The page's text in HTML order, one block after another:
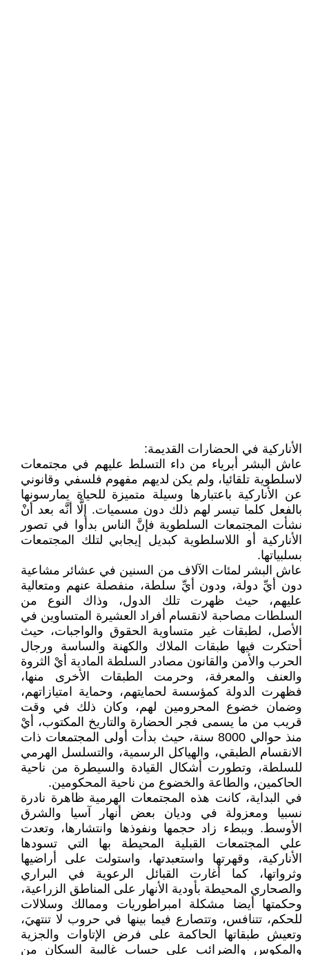
الأناركية في الحضارات القديمة:
عاش البشر أبرياء من داء التسلط عليهم في مجتمعات
لاسلطوية تلقائيا، ولم يكن لديهم مفهوم فلسفي وقانوني
عن الأناركية باعتبارها وسيلة متميزة للحياة يمارسونها
بالفعل كلما تيسر لهم ذلك دون مسميات. إلَّا أنَّه بعد أنْ
نشأت المجتمعات السلطوية فإنَّ الناس بدأوا في تصور
الأناركية أو اللاسلطوية كبديل إيجابي لتلك المجتمعات
بسلبياتها.
عاش البشر لمئات الآلاف من السنين في عشائر مشاعية
دون أيِّ دولة، ودون أيِّ سلطة، منفصلة عنهم ومتعالية
عليهم، حيث ظهرت تلك الدول، وذاك النوع من
السلطات مصاحبة لانقسام أفراد العشيرة المتساوين في
الأصل، لطبقات غير متساوية الحقوق والواجبات، حيث
أحتكرت فيها طبقات الملاك والكهنة والساسة ورجال
الحرب والأمن والقانون مصادر السلطة المادية أيْ الثروة
والعنف والمعرفة، وحرمت الطبقات الأخرى منها،
فظهرت الدولة كمؤسسة لحمايتهم، وحماية امتيازاتهم،
وضمان خضوع المحرومين لهم، وكان ذلك في وقت
قريب من ما يسمى فجر الحضارة والتاريخ المكتوب، أيْ
منذ حوالي 8000 سنة، حيث بدأت أولى المجتمعات ذات
الانقسام الطبقي، والهياكل الرسمية، والتسلسل الهرمي
للسلطة، وتطورت أشكال القيادة والسيطرة من ناحية
الحاكمين، والطاعة والخضوع من ناحية المحكومين.
في البداية، كانت هذه المجتمعات الهرمية ظاهرة نادرة
نسبيا ومعزولة في وديان بعض أنهار آسيا والشرق
الأوسط. وببطء زاد حجمها ونفوذها وانتشارها، وتعدت
علي المجتمعات القبلية المحيطة بها التي تسودها
الأناركية، وقهرتها واستعبدتها، واستولت على أراضيها
وثرواتها، كما أغارت القبائل الرعوية في البراري
والصحاري المحيطة بأودية الأنهار على المناطق الزراعية،
وحكمتها أيضا مشكلة امبراطوريات وممالك وسلالات
للحكم، تتنافس، وتتصارع فيما بينها في حروب لا تنتهيَ،
وتعيش طبقاتها الحاكمة على فرض الإتاوات والجزية
والمكوس والضرائب على حساب غالبية السكان من